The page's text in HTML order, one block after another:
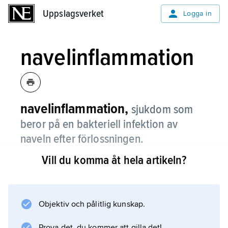
Uppslagsverket Logga in
navelinflammation
navelinflammation, sjukdom som
beror på en bakteriell infektion av
naveln efter förlossningen.
Den förekommer särskilt hos kalv och föl.
Vill du komma åt hela artikeln?
Objektiv och pålitlig kunskap.